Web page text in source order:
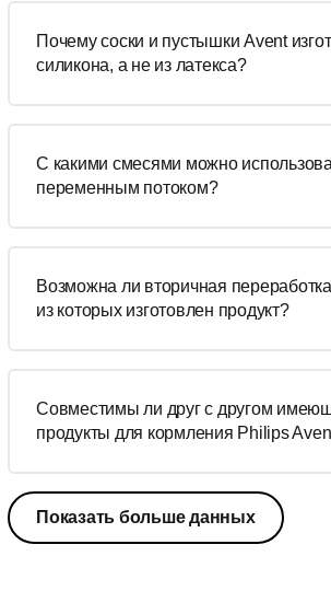
Почему соски и пустышки Avent
силикона, а не из латекса?
С какими смесями можно
переменным потоком?
Возможна ли вторичная
из которых изготовлен продукт?
Совместимы ли друг с другом
продукты для кормления Philips
Показать больше данных